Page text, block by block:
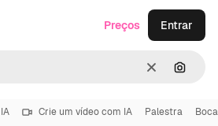
Limpar
Preços Entrar
Crie um vídeo com IA Palestra Boca